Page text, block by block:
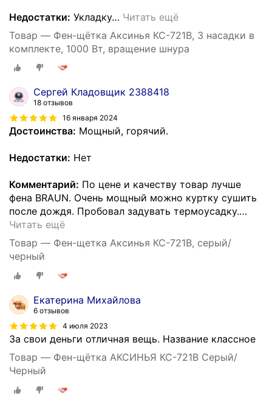
Недостатки: Укладку… Читать ещё
Товар — Фен-щётка Аксинья КС-721В, 3 насадки в
комплекте, 1000 Вт, вращение шнура
Сергей Кладовщик 2388418
18 отзывов
16 января 2024
Достоинства: Мощный, горячий.
Недостатки: Нет
Комментарий: По цене и качеству товар лучше
фена BRAUN. Очень мощный можно куртку сушить
после дождя. Пробовал задувать термоусадку.…
Читать ещё
Товар — Фен-щетка Аксинья КС-721В, серый/
черный
Екатерина Михайлова
6 отзывов
4 июля 2023
За свои деньги отличная вещь. Название классное
Товар — Фен-щётка АКСИНЬЯ КС-721В Серый/
Черный